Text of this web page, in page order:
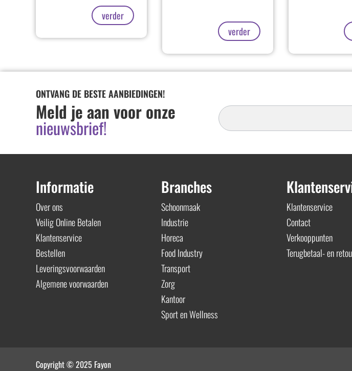
verder
verder
ONTVANG DE BESTE AANBIEDINGEN!
Meld je aan voor onze
nieuwsbrief!
Inschrijven
Nieuwsbrief
Informatie
Over ons
Veilig Online Betalen
Klantenservice
Bestellen
Leveringsvoorwaarden
Algemene voorwaarden
Branches
Schoonmaak
Industrie
Horeca
Food Industry
Transport
Zorg
Kantoor
Sport en Wellness
Klantenservice
Contact
Verkooppunten
Terugbetaal- en
Copyright © 2025 Fayon